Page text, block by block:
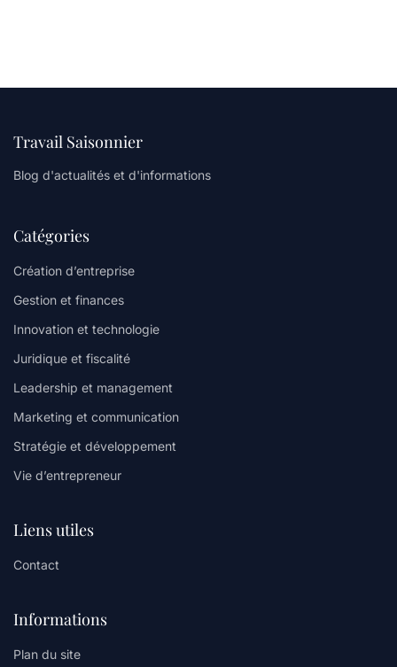
Travail Saisonnier
Blog d'actualités et d'informations
Catégories
Création d’entreprise
Gestion et finances
Innovation et technologie
Juridique et fiscalité
Leadership et management
Marketing et communication
Stratégie et développement
Vie d’entrepreneur
Liens utiles
Contact
Informations
Plan du site